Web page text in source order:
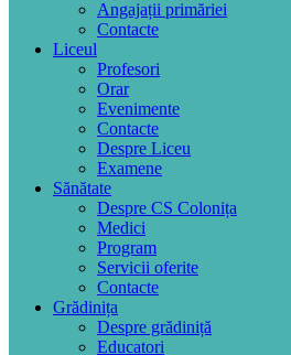
Angajații primăriei
Contacte
Liceul
Profesori
Orar
Evenimente
Contacte
Despre Liceu
Examene
Sănătate
Despre CS Colonița
Medici
Program
Servicii oferite
Contacte
Grădinița
Despre grădiniță
Educatori